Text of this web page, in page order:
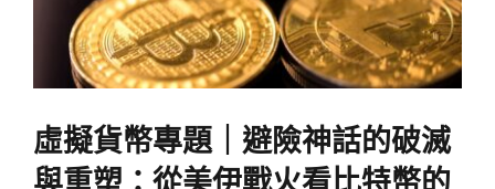
產業日報
媒體曝光
虛擬貨幣專題｜避險神話的破滅